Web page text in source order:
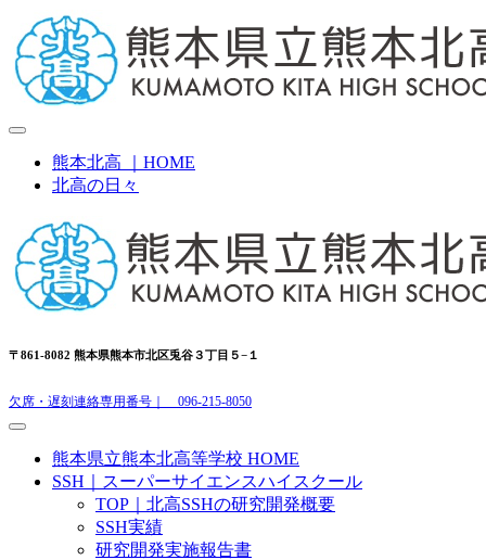
熊本北高 ｜HOME
北高の日々
〒861-8082 熊本県熊本市北区兎谷３丁目５−１
欠席・遅刻連絡専用番号｜ 096-215-8050
熊本県立熊本北高等学校 HOME
SSH｜スーパーサイエンスハイスクール
TOP｜北高SSHの研究開発概要
SSH実績
研究開発実施報告書